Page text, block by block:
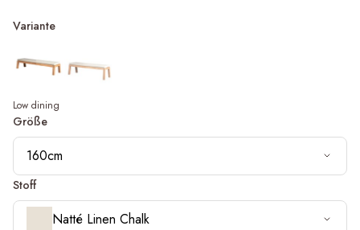
Variante
Low dining
Größe
160cm
Stoff
Natté Linen Chalk